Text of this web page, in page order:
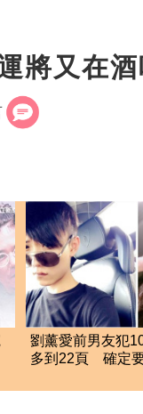
將又在
劉薰愛前男友犯
多到22頁 確定